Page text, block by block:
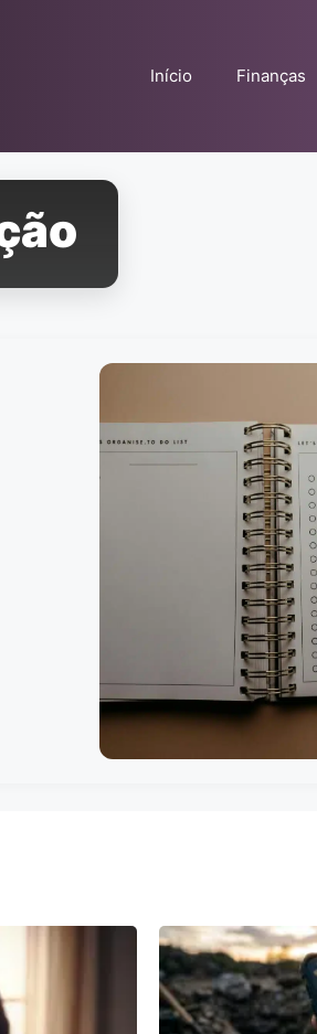
Início Finanças